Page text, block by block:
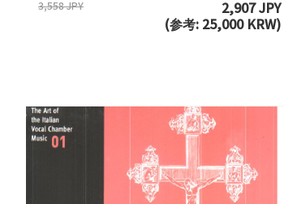
3,558 JPY
2,907 JPY
(参考: 25,000 KRW)